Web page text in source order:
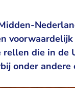
rellen die in de
onder andere